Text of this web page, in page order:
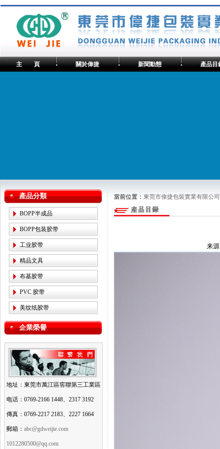
主 頁 關於偉捷 新聞動態 產品目
產品分類
BOPP半成品
BOPP包装胶带
工业胶带
精品文具
布基胶带
PVC 胶带
美纹纸胶带
企業榮譽
地址：東莞市萬江區窖聯第三工業區
电话：0769-2166 1448、2317 3192
傳真：0769-2217 2183、2227 1664
郵箱： abc@gdweijie.com
1012280500@qq.com
當前位置： 東莞市偉捷包裝實業有限公司
来